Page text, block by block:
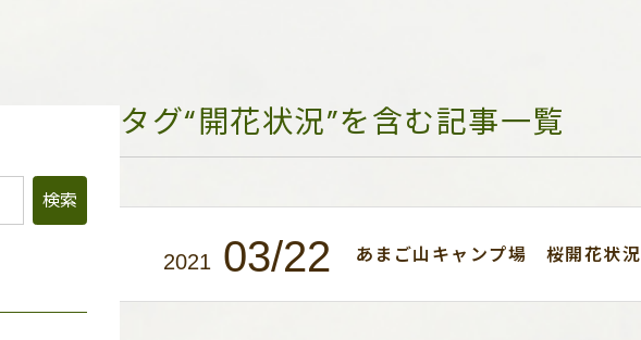
タグ“開花状況”を含む記事一覧
2021 03/22 あまご山キャンプ場 桜開花状況